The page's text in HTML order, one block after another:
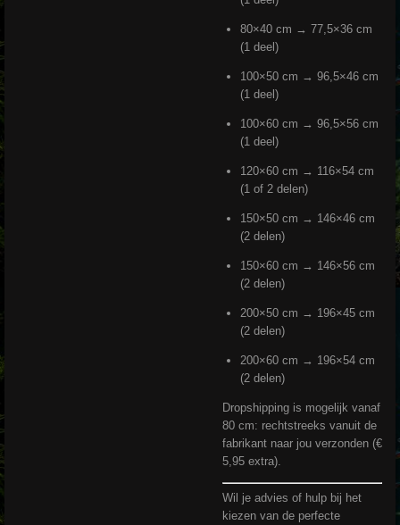
80×40 cm → 77,5×36 cm
(1 deel)
100×50 cm → 96,5×46 cm
(1 deel)
100×60 cm → 96,5×56 cm
(1 deel)
120×60 cm → 116×54 cm
(1 of 2 delen)
150×50 cm → 146×46 cm
(2 delen)
150×60 cm → 146×56 cm
(2 delen)
200×50 cm → 196×45 cm
(2 delen)
200×60 cm → 196×54 cm
(2 delen)
Dropshipping is mogelijk vanaf
80 cm: rechtstreeks vanuit de
fabrikant naar jou verzonden (€
5,95 extra).
Wil je advies of hulp bij het
kiezen van de perfecte